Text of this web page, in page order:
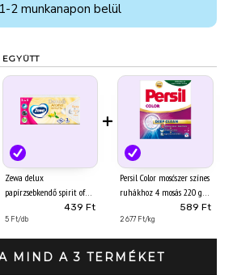
1-2 munkanapon belül
Zewa delux
papírzsebkendő spirit of
tea 3 rétegű 90 db439 Ft
5 Ft/db
+
Persil Color mosószer színes
ruhákhoz 4 mosás 220 g
589 Ft
2 677 Ft/kg
MIND A 3 TERMÉKET